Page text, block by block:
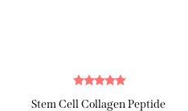
Stem Cell Collagen Peptide